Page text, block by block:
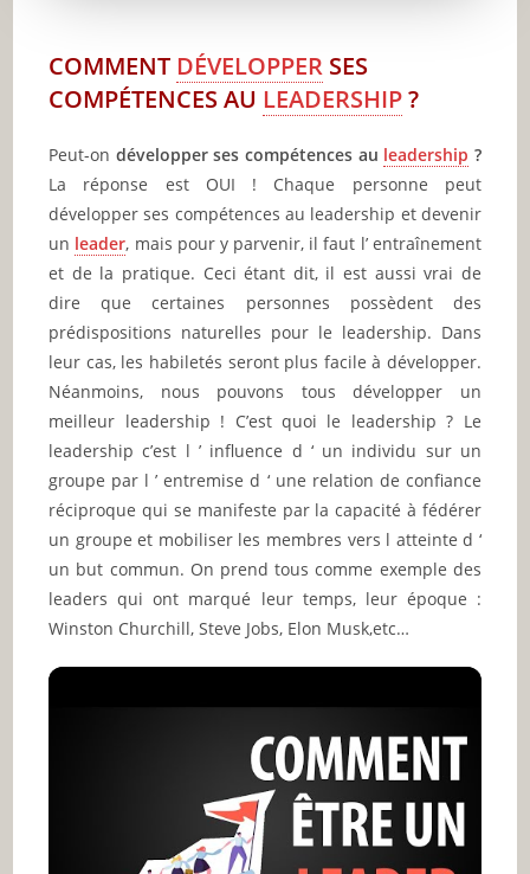
Partager l'amour
COMMENT DÉVELOPPER SES
COMPÉTENCES AU LEADERSHIP?
Peut-on développer ses compétences au leadership ?
La réponse est OUI ! Chaque personne peut
développer ses compétences au leadership et devenir
un leader, mais pour y parvenir, il faut l’ entraînement
et de la pratique. Ceci étant dit, il est aussi vrai de
dire que certaines personnes possèdent des
prédispositions naturelles pour le leadership. Dans
leur cas, les habiletés seront plus facile à développer.
Néanmoins, nous pouvons tous développer un
meilleur leadership ! C’est quoi le leadership ? Le
leadership c’est l ’ influence d ‘ un individu sur un
groupe par l ’ entremise d ‘ une relation de confiance
réciproque qui se manifeste par la capacité à fédérer
un groupe et mobiliser les membres vers l atteinte d ‘
un but commun. On prend tous comme exemple des
leaders qui ont marqué leur temps, leur époque :
Winston Churchill, Steve Jobs, Elon Musk,etc…